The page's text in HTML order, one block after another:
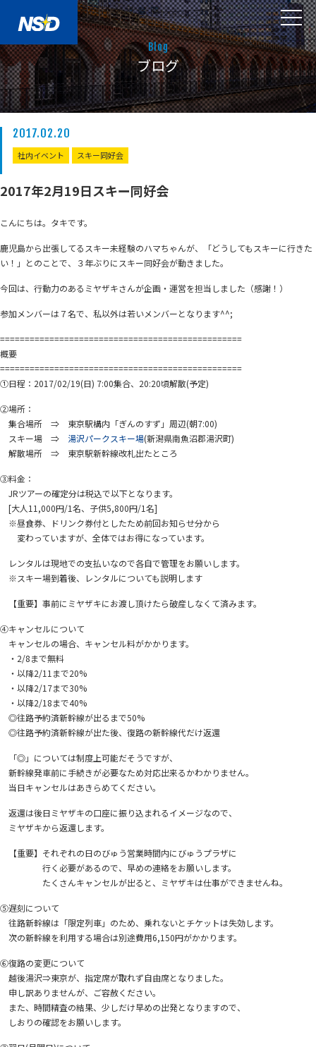
Blog
ブログ
2017.02.20
社内イベント スキー同好会
2017年2月19日スキー同好会
こんにちは。タキです。
鹿児島から出張してるスキー未経験のハマちゃんが、「どうしてもスキーに行きた
い！」とのことで、３年ぶりにスキー同好会が動きました。
今回は、行動力のあるミヤザキさんが企画・運営を担当しました（感謝！）
参加メンバーは７名で、私以外は若いメンバーとなります^^;
=================================================
概要
=================================================
①日程：2017/02/19(日) 7:00集合、20:20頃解散(予定)
②場所：
集合場所 ⇒ 東京駅構内「ぎんのすず」周辺(朝7:00)
スキー場 ⇒ 湯沢パークスキー場(新潟県南魚沼郡湯沢町)
解散場所 ⇒ 東京駅新幹線改札出たところ
③料金：
JRツアーの確定分は税込で以下となります。
[大人11,000円/1名、子供5,800円/1名]
※昼食券、ドリンク券付としたため前回お知らせ分から
変わっていますが、全体ではお得になっています。
レンタルは現地での支払いなので各自で管理をお願いします。
※スキー場到着後、レンタルについても説明します
【重要】事前にミヤザキにお渡し頂けたら破産しなくて済みます。
④キャンセルについて
キャンセルの場合、キャンセル料がかかります。
・2/8まで無料
・以降2/11まで20%
・以降2/17まで30%
・以降2/18まで40%
◎往路予約済新幹線が出るまで50%
◎往路予約済新幹線が出た後、復路の新幹線代だけ返還
「◎」については制度上可能だそうですが、
新幹線発車前に手続きが必要なため対応出来るかわかりません。
当日キャンセルはあきらめてください。
返還は後日ミヤザキの口座に振り込まれるイメージなので、
ミヤザキから返還します。
【重要】それぞれの日のびゅう営業時間内にびゅうプラザに
行く必要があるので、早めの連絡をお願いします。
たくさんキャンセルが出ると、ミヤザキは仕事ができませんね。
⑤遅刻について
往路新幹線は「限定列車」のため、乗れないとチケットは失効します。
次の新幹線を利用する場合は別途費用6,150円がかかります。
⑥復路の変更について
越後湯沢⇒東京が、指定席が取れず自由席となりました。
申し訳ありませんが、ご容赦ください。
また、時間精査の結果、少しだけ早めの出発となりますので、
しおりの確認をお願いします。